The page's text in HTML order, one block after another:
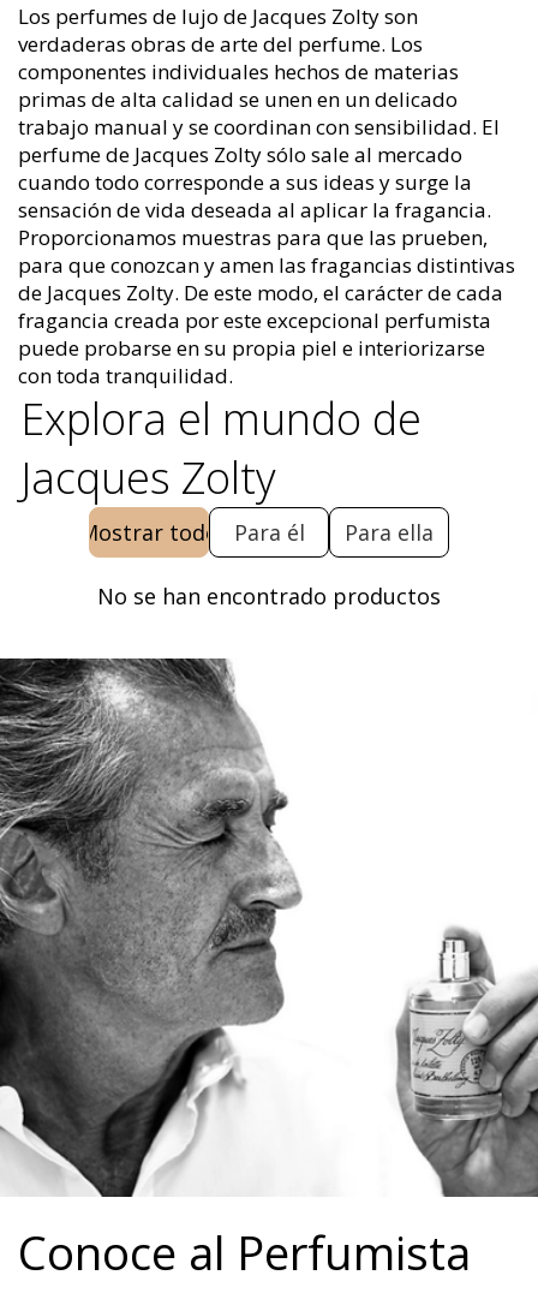
Los perfumes de lujo de Jacques Zolty son
verdaderas obras de arte del perfume. Los
componentes individuales hechos de materias
primas de alta calidad se unen en un delicado
trabajo manual y se coordinan con sensibilidad. El
perfume de Jacques Zolty sólo sale al mercado
cuando todo corresponde a sus ideas y surge la
sensación de vida deseada al aplicar la fragancia.
Proporcionamos muestras para que las prueben,
para que conozcan y amen las fragancias distintivas
de Jacques Zolty. De este modo, el carácter de cada
fragancia creada por este excepcional perfumista
puede probarse en su propia piel e interiorizarse
con toda tranquilidad.
Explora el mundo de
Jacques Zolty
Mostrar todo Para él Para ella
No se han encontrado productos
Conoce al Perfumista